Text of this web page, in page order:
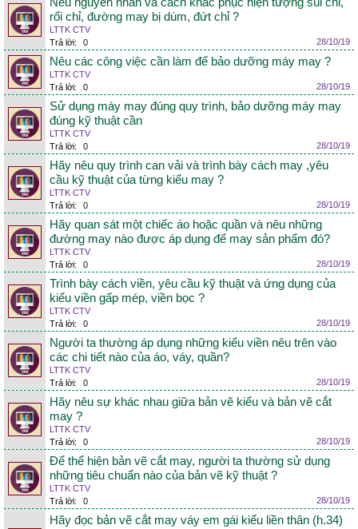
rối chỉ, đường may bị dúm, đứt chỉ ?
LTTK CTV
Trả lời:
0 28/10/19
Nêu các công việc cần làm để bảo dưỡng máy may ?
LTTK CTV
Trả lời:
0 28/10/19
Sử dụng máy may đúng quy trình, bảo dưỡng máy may
đúng kỹ thuật cần
LTTK CTV
Trả lời:
0 28/10/19
Hãy nêu quy trình can vải và trình bày cách may ,yêu
cầu kỹ thuật của từng kiểu may ?
LTTK CTV
Trả lời:
0 28/10/19
Hãy quan sát một chiếc áo hoặc quần và nêu những
đường may nào được áp dụng để may sản phẩm đó?
LTTK CTV
Trả lời:
0 28/10/19
Trình bày cách viền, yêu cầu kỹ thuật và ứng dụng của
kiểu viền gấp mép, viền bọc ?
LTTK CTV
Trả lời:
0 28/10/19
Người ta thường áp dụng những kiểu viền nêu trên vào
các chi tiết nào của áo, váy, quần?
LTTK CTV
Trả lời:
0 28/10/19
Hãy nêu sự khác nhau giữa bản vẽ kiểu và bản vẽ cắt
may ?
LTTK CTV
Trả lời:
0 28/10/19
Để thể hiện bản vẽ cắt may, người ta thường sử dụng
những tiêu chuẩn nào của bản vẽ kỹ thuật ?
LTTK CTV
Trả lời:
0 28/10/19
Hãy đọc bản vẽ cắt may váy em gái kiểu liền thân (h.34)